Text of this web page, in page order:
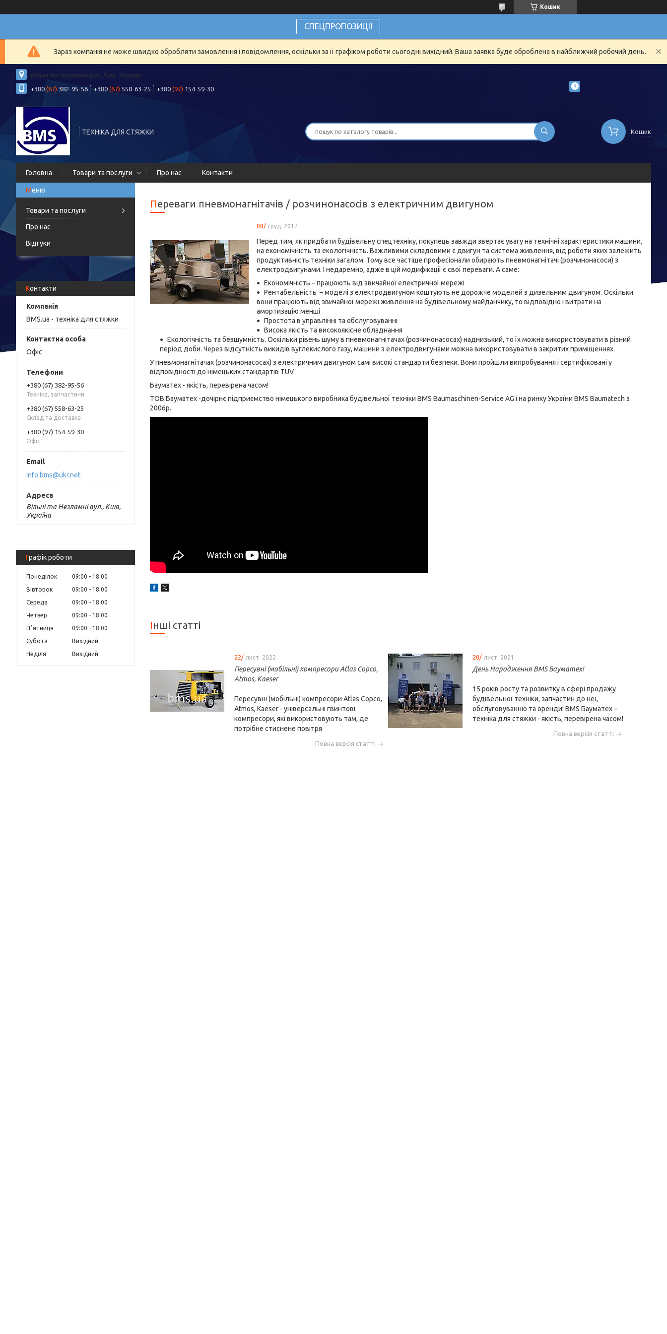
Кошик
СПЕЦПРОПОЗИЦІЇ
Зараз компанія не може швидко обробляти замовлення і повідомлення, оскільки за її графіком роботи сьогодні вихідний. Ваша заявка буде оброблена в найближчий робочий день.
Вільні та Незламні вул., Київ, Україна
+380 (67) 382-95-56 +380 (67) 558-63-25 +380 (97) 154-59-30
ТЕХНІКА ДЛЯ СТЯЖКИ Кошик
Головна Товари та послуги Про нас Контакти
Товари та послуги
Про нас
Відгуки
Контакти
BMS.ua - техніка для стяжки
Офіс
+380 (67) 382-95-56
Техніка, запчастини
+380 (67) 558-63-25
Склад та доставка
+380 (97) 154-59-30
Офіс
info.bms@ukr.net
Вільні та Незламні вул., Київ,
Україна
Графік роботи
Понеділок 09:00
18:00
Вівторок
09:00
18:00
Середа
09:00
18:00
Четвер
09:00
18:00
Пʼятниця
09:00
18:00
Субота
Вихідний
Неділя
Вихідний
Переваги пневмонагнітачів / розчинонасосів з електричним двигуном
08/ груд. 2017
Перед тим, як придбати будівельну спецтехніку, покупець завжди звертає увагу на технічні характеристики машини,
на економічність та екологічність. Важливими складовими є двигун та система живлення, від роботи яких залежить
продуктивність техніки загалом. Тому все частіше професіонали обирають пневмонагнітачі (розчинонасоси) з
електродвигунами. І недаремно, адже в цій модифікації є свої переваги. А саме:
Економічність – працюють від звичайної електричної мережі
Рентабельність – моделі з електродвигуном коштують не дорожче моделей з дизельним двигуном. Оскільки
вони працюють від звичайної мережі живлення на будівельному майданчику, то відповідно і витрати на
амортизацію менші
Простота в управлінні та обслуговуванні
Висока якість та високоякісне обладнання
Екологічність та безшумність. Оскільки рівень шуму в пневмонагнітачах (розчинонасосах) наднизький, то їх можна використовувати в різний
період доби. Через відсутність викидів вуглекислого газу, машини з електродвигунами можна використовувати в закритих приміщеннях.
У пневмонагнітачах (розчинонасосах) з електричним двигуном самі високі стандарти безпеки. Вони пройшли випробування і сертифіковані у
відповідності до німецьких стандартів TUV.
Бауматех - якість, перевірена часом!
ТОВ Бауматех -дочірнє підприємство німецького виробника будівельної техніки BMS Baumaschinen-Service AG і на ринку України BMS Baumatech з
2006р.
Інші статті
22/ лист. 2022
Пересувні (мобільні) компресори Atlas Copco,
Atmos, Kaeser
Пересувні (мобільні) компресори Atlas Copco,
Atmos, Kaeser - універсальні гвинтові
компресори, які використовують там, де
потрібне стиснене повітря
Повна версія статті
20/ лист. 2021
День Народження BMS Бауматех!
15 років росту та розвитку в сфері продажу
будівельної техніки, запчастин до неї,
обслуговуванню та оренди! BMS Бауматех –
техніка для стяжки - якість, перевірена часом!
Повна версія статті